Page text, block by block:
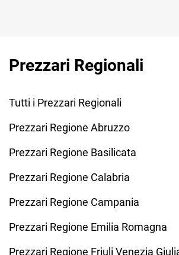
Prezzari Regionali
Tutti i Prezzari Regionali
Prezzari Regione Abruzzo
Prezzari Regione Basilicata
Prezzari Regione Calabria
Prezzari Regione Campania
Prezzari Regione Emilia Romagna
Prezzari Regione Friuli Venezia